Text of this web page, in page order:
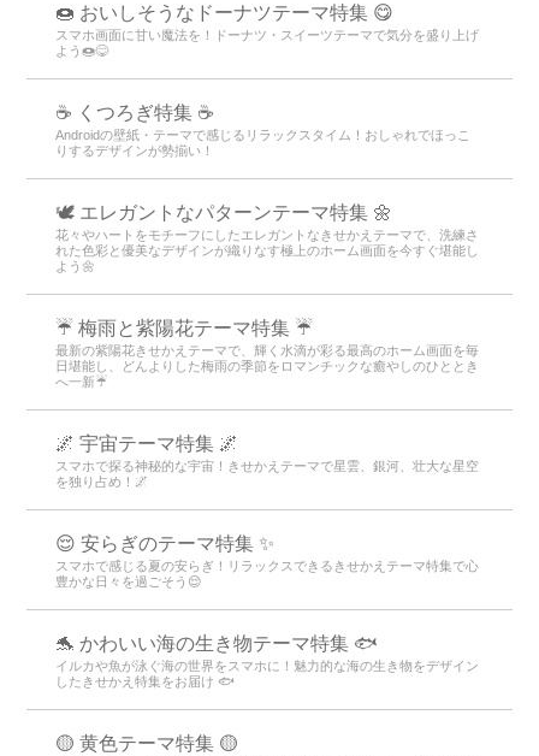
🍩 おいしそうなドーナツテーマ特集 😋
スマホ画面に甘い魔法を！ドーナツ・スイーツテーマで気分を盛り上げ
よう🍩😋
☕ くつろぎ特集 ☕
Androidの壁紙・テーマで感じるリラックスタイム！おしゃれでほっこ
りするデザインが勢揃い！
🕊️ エレガントなパターンテーマ特集 🌼
花々やハートをモチーフにしたエレガントなきせかえテーマで、洗練さ
れた色彩と優美なデザインが織りなす極上のホーム画面を今すぐ堪能し
よう🌼
☔ 梅雨と紫陽花テーマ特集 ☔
最新の紫陽花きせかえテーマで、輝く水滴が彩る最高のホーム画面を毎
日堪能し、どんよりした梅雨の季節をロマンチックな癒やしのひととき
へ一新☔
🌌 宇宙テーマ特集 🌌
スマホで探る神秘的な宇宙！きせかえテーマで星雲、銀河、壮大な星空
を独り占め！🌌
😌 安らぎのテーマ特集 ✨
スマホで感じる夏の安らぎ！リラックスできるきせかえテーマ特集で心
豊かな日々を過ごそう😌
🐬 かわいい海の生き物テーマ特集 🐟
イルカや魚が泳ぐ海の世界をスマホに！魅力的な海の生き物をデザイン
したきせかえ特集をお届け 🐟
🟡 黄色テーマ特集 🟡